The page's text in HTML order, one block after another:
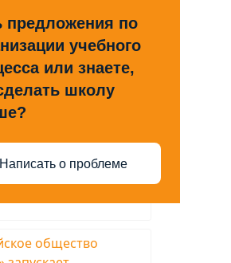
предложения по
учебного
или знаете,
школу
Написать о проблеме